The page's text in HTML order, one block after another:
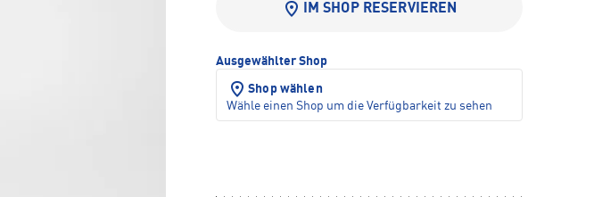
IM SHOP RESERVIEREN
Ausgewählter Shop
Shop wählen
Wähle einen Shop um die Verfügbarkeit zu sehen